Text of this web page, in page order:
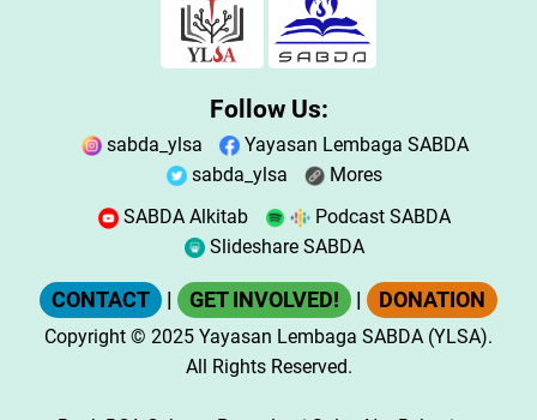
Follow Us:
sabda_ylsa
Yayasan Lembaga SABDA
sabda_ylsa
Mores
SABDA Alkitab
Podcast SABDA
Slideshare SABDA
CONTACT GET INVOLVED! DONATION
Copyright © 2025 Yayasan Lembaga SABDA (YLSA).
All Rights Reserved.